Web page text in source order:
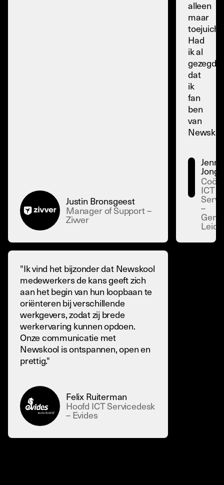
Justin Bronsgeest
Manager of Support –
Zivver
alleen
maar
Had
ik al
gezegd
dat
ik
fan
ben
van
Jong
ICT
–
"Ik vind het bijzonder dat Newskool
medewerkers de kans geeft zich
aan het begin van hun loopbaan te
oriënteren bij verschillende
werkgevers, zodat zij brede
werkervaring kunnen opdoen.
Onze communicatie met
Newskool is ontspannen, open en
prettig."
Felix Ruiterman
Hoofd ICT Servicedesk
– Evides